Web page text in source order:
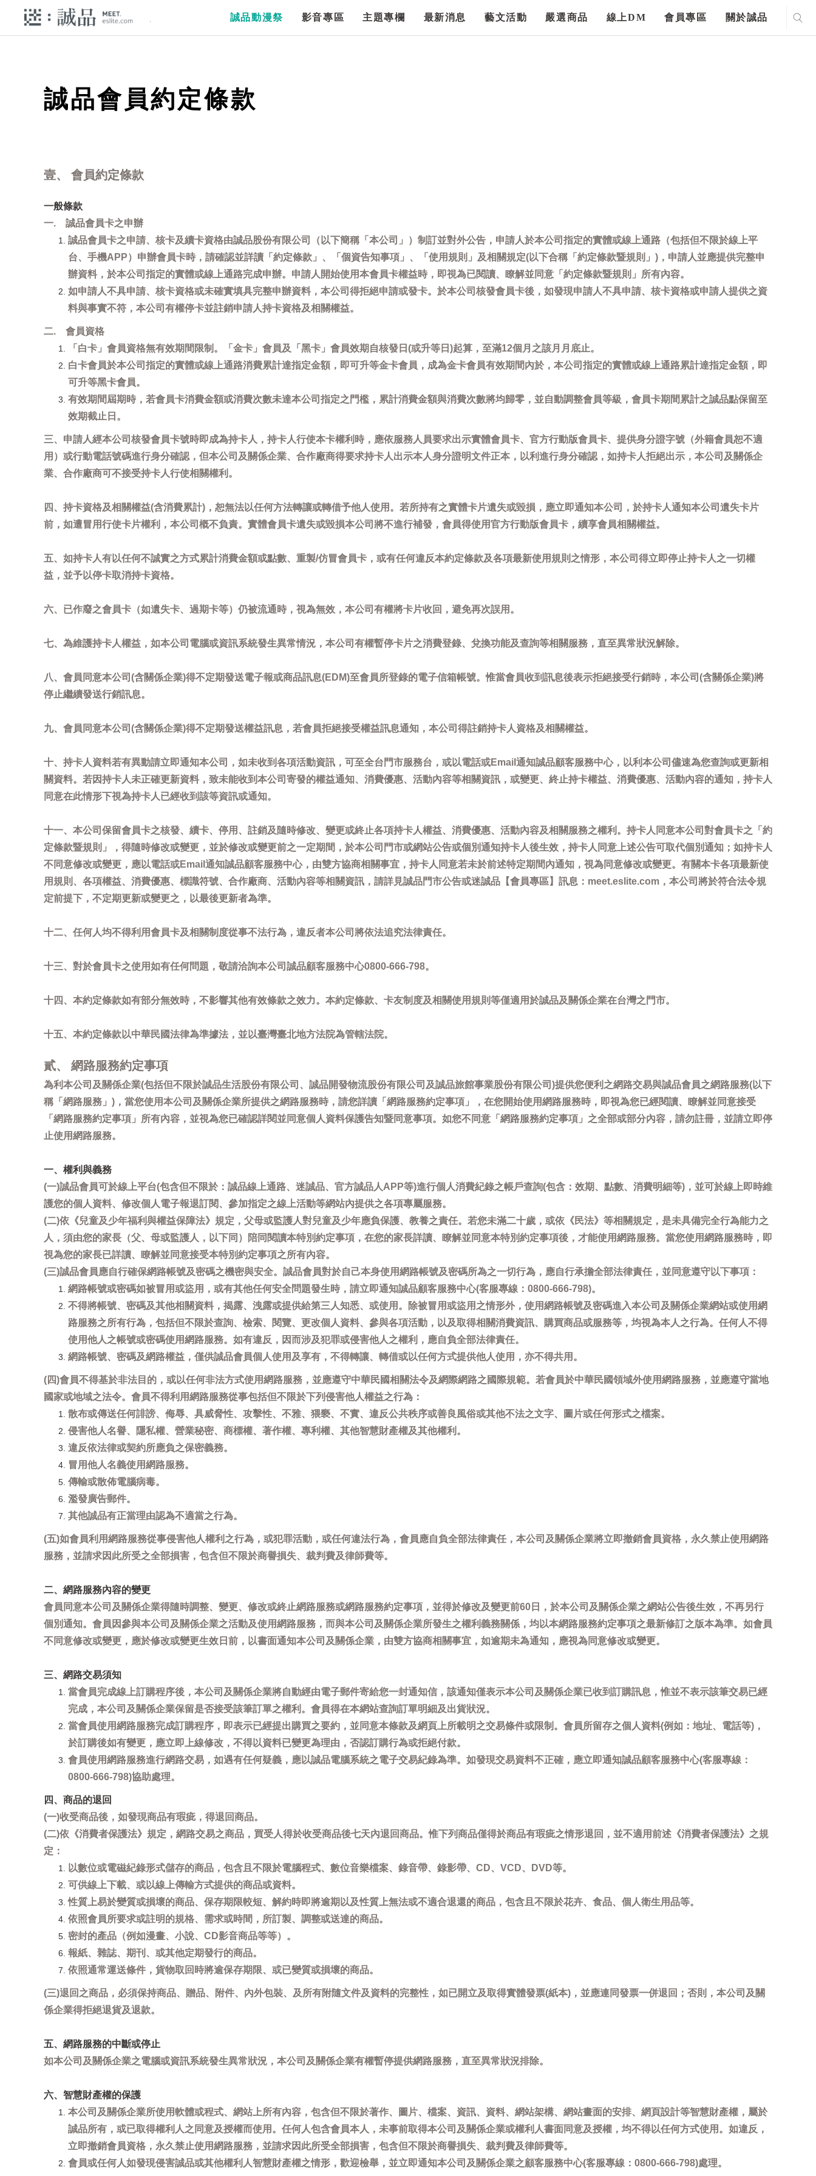
誠品動漫祭 影音專區 主題專欄 最新消息 藝文活動 嚴選商品 線上DM 會員專區 關於誠品
誠品會員約定條款
壹、 會員約定條款
一般條款
一. 誠品會員卡之申辦
誠品會員卡之申請、核卡及續卡資格由誠品股份有限公司（以下簡稱「本公司」）制訂並對外公告，申請人於本公司指定的實體或線上通路（包括但不限於線上平
台、手機APP）申辦會員卡時，請確認並詳讀「約定條款」、「個資告知事項」、「使用規則」及相關規定(以下合稱「約定條款暨規則」)，申請人並應提供完整申
辦資料，於本公司指定的實體或線上通路完成申辦。申請人開始使用本會員卡權益時，即視為已閱讀、瞭解並同意「約定條款暨規則」所有內容。
如申請人不具申請、核卡資格或未確實填具完整申辦資料，本公司得拒絕申請或發卡。於本公司核發會員卡後，如發現申請人不具申請、核卡資格或申請人提供之資
料與事實不符，本公司有權停卡並註銷申請人持卡資格及相關權益。
二. 會員資格
「白卡」會員資格無有效期間限制。「金卡」會員及「黑卡」會員效期自核發日(或升等日)起算，至滿12個月之該月月底止。
白卡會員於本公司指定的實體或線上通路消費累計達指定金額，即可升等金卡會員，成為金卡會員有效期間內於，本公司指定的實體或線上通路累計達指定金額，即
可升等黑卡會員。
有效期間屆期時，若會員卡消費金額或消費次數未達本公司指定之門檻，累計消費金額與消費次數將均歸零，並自動調整會員等級，會員卡期間累計之誠品點保留至
效期截止日。
三、申請人經本公司核發會員卡號時即成為持卡人，持卡人行使本卡權利時，應依服務人員要求出示實體會員卡、官方行動版會員卡、提供身分證字號（外籍會員恕不適
用）或行動電話號碼進行身分確認，但本公司及關係企業、合作廠商得要求持卡人出示本人身分證明文件正本，以利進行身分確認，如持卡人拒絕出示，本公司及關係企
業、合作廠商可不接受持卡人行使相關權利。
四、持卡資格及相關權益(含消費累計)，恕無法以任何方法轉讓或轉借予他人使用。若所持有之實體卡片遺失或毀損，應立即通知本公司，於持卡人通知本公司遺失卡片
前，如遭冒用行使卡片權利，本公司概不負責。實體會員卡遺失或毀損本公司將不進行補發，會員得使用官方行動版會員卡，續享會員相關權益。
五、如持卡人有以任何不誠實之方式累計消費金額或點數、重製/仿冒會員卡，或有任何違反本約定條款及各項最新使用規則之情形，本公司得立即停止持卡人之一切權
益，並予以停卡取消持卡資格。
六、已作廢之會員卡（如遺失卡、過期卡等）仍被流通時，視為無效，本公司有權將卡片收回，避免再次誤用。
七、為維護持卡人權益，如本公司電腦或資訊系統發生異常情況，本公司有權暫停卡片之消費登錄、兌換功能及查詢等相關服務，直至異常狀況解除。
八、會員同意本公司(含關係企業)得不定期發送電子報或商品訊息(EDM)至會員所登錄的電子信箱帳號。惟當會員收到訊息後表示拒絕接受行銷時，本公司(含關係企業)將
停止繼續發送行銷訊息。
九、會員同意本公司(含關係企業)得不定期發送權益訊息，若會員拒絕接受權益訊息通知，本公司得註銷持卡人資格及相關權益。
十、持卡人資料若有異動請立即通知本公司，如未收到各項活動資訊，可至全台門市服務台，或以電話或Email通知誠品顧客服務中心，以利本公司儘速為您查詢或更新相
關資料。若因持卡人未正確更新資料，致未能收到本公司寄發的權益通知、消費優惠、活動內容等相關資訊，或變更、終止持卡權益、消費優惠、活動內容的通知，持卡人
同意在此情形下視為持卡人已經收到該等資訊或通知。
十一、本公司保留會員卡之核發、續卡、停用、註銷及隨時修改、變更或終止各項持卡人權益、消費優惠、活動內容及相關服務之權利。持卡人同意本公司對會員卡之「約
定條款暨規則」，得隨時修改或變更，並於修改或變更前之一定期間，於本公司門市或網站公告或個別通知持卡人後生效，持卡人同意上述公告可取代個別通知；如持卡人
不同意修改或變更，應以電話或Email通知誠品顧客服務中心，由雙方協商相關事宜，持卡人同意若未於前述特定期間內通知，視為同意修改或變更。有關本卡各項最新使
用規則、各項權益、消費優惠、標識符號、合作廠商、活動內容等相關資訊，請詳見誠品門市公告或迷誠品【會員專區】訊息：meet.eslite.com，本公司將於符合法令規
定前提下，不定期更新或變更之，以最後更新者為準。
十二、任何人均不得利用會員卡及相關制度從事不法行為，違反者本公司將依法追究法律責任。
十三、對於會員卡之使用如有任何問題，敬請洽詢本公司誠品顧客服務中心0800-666-798。
十四、本約定條款如有部分無效時，不影響其他有效條款之效力。本約定條款、卡友制度及相關使用規則等僅適用於誠品及關係企業在台灣之門市。
十五、本約定條款以中華民國法律為準據法，並以臺灣臺北地方法院為管轄法院。
貳、 網路服務約定事項
為利本公司及關係企業(包括但不限於誠品生活股份有限公司、誠品開發物流股份有限公司及誠品旅館事業股份有限公司)提供您便利之網路交易與誠品會員之網路服務(以下
稱「網路服務」)，當您使用本公司及關係企業所提供之網路服務時，請您詳讀「網路服務約定事項」，在您開始使用網路服務時，即視為您已經閱讀、瞭解並同意接受
「網路服務約定事項」所有內容，並視為您已確認詳閱並同意個人資料保護告知暨同意事項。如您不同意「網路服務約定事項」之全部或部分內容，請勿註冊，並請立即停
止使用網路服務。
一、權利與義務
(一)誠品會員可於線上平台(包含但不限於：誠品線上通路、迷誠品、官方誠品人APP等)進行個人消費紀錄之帳戶查詢(包含：效期、點數、消費明細等)，並可於線上即時維
護您的個人資料、修改個人電子報退訂閱、參加指定之線上活動等網站內提供之各項專屬服務。
(二)依《兒童及少年福利與權益保障法》規定，父母或監護人對兒童及少年應負保護、教養之責任。若您未滿二十歲，或依《民法》等相關規定，是未具備完全行為能力之
人，須由您的家長（父、母或監護人，以下同）陪同閱讀本特別約定事項，在您的家長詳讀、瞭解並同意本特別約定事項後，才能使用網路服務。當您使用網路服務時，即
視為您的家長已詳讀、瞭解並同意接受本特別約定事項之所有內容。
(三)誠品會員應自行確保網路帳號及密碼之機密與安全。誠品會員對於自己本身使用網路帳號及密碼所為之一切行為，應自行承擔全部法律責任，並同意遵守以下事項：
網路帳號或密碼如被冒用或盜用，或有其他任何安全問題發生時，請立即通知誠品顧客服務中心(客服專線：0800-666-798)。
不得將帳號、密碼及其他相關資料，揭露、洩露或提供給第三人知悉、或使用。除被冒用或盜用之情形外，使用網路帳號及密碼進入本公司及關係企業網站或使用網
路服務之所有行為，包括但不限於查詢、檢索、閱覽、更改個人資料、參與各項活動，以及取得相關消費資訊、購買商品或服務等，均視為本人之行為。任何人不得
使用他人之帳號或密碼使用網路服務。如有違反，因而涉及犯罪或侵害他人之權利，應自負全部法律責任。
網路帳號、密碼及網路權益，僅供誠品會員個人使用及享有，不得轉讓、轉借或以任何方式提供他人使用，亦不得共用。
(四)會員不得基於非法目的，或以任何非法方式使用網路服務，並應遵守中華民國相關法令及網際網路之國際規範。若會員於中華民國領域外使用網路服務，並應遵守當地
國家或地域之法令。會員不得利用網路服務從事包括但不限於下列侵害他人權益之行為：
散布或傳送任何誹謗、侮辱、具威脅性、攻擊性、不雅、猥褻、不實、違反公共秩序或善良風俗或其他不法之文字、圖片或任何形式之檔案。
侵害他人名譽、隱私權、營業秘密、商標權、著作權、專利權、其他智慧財產權及其他權利。
違反依法律或契約所應負之保密義務。
冒用他人名義使用網路服務。
傳輸或散佈電腦病毒。
濫發廣告郵件。
其他誠品有正當理由認為不適當之行為。
(五)如會員利用網路服務從事侵害他人權利之行為，或犯罪活動，或任何違法行為，會員應自負全部法律責任，本公司及關係企業將立即撤銷會員資格，永久禁止使用網路
服務，並請求因此所受之全部損害，包含但不限於商譽損失、裁判費及律師費等。
二、網路服務內容的變更
會員同意本公司及關係企業得隨時調整、變更、修改或終止網路服務或網路服務約定事項，並得於修改及變更前60日，於本公司及關係企業之網站公告後生效，不再另行
個別通知。會員因參與本公司及關係企業之活動及使用網路服務，而與本公司及關係企業所發生之權利義務關係，均以本網路服務約定事項之最新修訂之版本為準。如會員
不同意修改或變更，應於修改或變更生效日前，以書面通知本公司及關係企業，由雙方協商相關事宜，如逾期未為通知，應視為同意修改或變更。
三、網路交易須知
當會員完成線上訂購程序後，本公司及關係企業將自動經由電子郵件寄給您一封通知信，該通知僅表示本公司及關係企業已收到訂購訊息，惟並不表示該筆交易已經
完成，本公司及關係企業保留是否接受該筆訂單之權利。會員得在本網站查詢訂單明細及出貨狀況。
當會員使用網路服務完成訂購程序，即表示已經提出購買之要約，並同意本條款及網頁上所載明之交易條件或限制。會員所留存之個人資料(例如：地址、電話等)，
於訂購後如有變更，應立即上線修改，不得以資料已變更為理由，否認訂購行為或拒絕付款。
會員使用網路服務進行網路交易，如遇有任何疑義，應以誠品電腦系統之電子交易紀錄為準。如發現交易資料不正確，應立即通知誠品顧客服務中心(客服專線：
0800-666-798)協助處理。
四、商品的退回
(一)收受商品後，如發現商品有瑕疵，得退回商品。
(二)依《消費者保護法》規定，網路交易之商品，買受人得於收受商品後七天內退回商品。惟下列商品僅得於商品有瑕疵之情形退回，並不適用前述《消費者保護法》之規
定：
以數位或電磁紀錄形式儲存的商品，包含且不限於電腦程式、數位音樂檔案、錄音帶、錄影帶、CD、VCD、DVD等。
可供線上下載、或以線上傳輸方式提供的商品或資料。
性質上易於變質或損壞的商品、保存期限較短、解約時即將逾期以及性質上無法或不適合退還的商品，包含且不限於花卉、食品、個人衛生用品等。
依照會員所要求或註明的規格、需求或時間，所訂製、調整或送達的商品。
密封的產品（例如漫畫、小說、CD影音商品等等）。
報紙、雜誌、期刊、或其他定期發行的商品。
依照通常運送條件，貨物取回時將逾保存期限、或已變質或損壞的商品。
(三)退回之商品，必須保持商品、贈品、附件、內外包裝、及所有附隨文件及資料的完整性，如已開立及取得實體發票(紙本)，並應連同發票一併退回；否則，本公司及關
係企業得拒絕退貨及退款。
五、網路服務的中斷或停止
如本公司及關係企業之電腦或資訊系統發生異常狀況，本公司及關係企業有權暫停提供網路服務，直至異常狀況排除。
六、智慧財產權的保護
本公司及關係企業所使用軟體或程式、網站上所有內容，包含但不限於著作、圖片、檔案、資訊、資料、網站架構、網站畫面的安排、網頁設計等智慧財產權，屬於
誠品所有，或已取得權利人之同意及授權而使用。任何人包含會員本人，未事前取得本公司及關係企業或權利人書面同意及授權，均不得以任何方式使用。如違反，
立即撤銷會員資格，永久禁止使用網路服務，並請求因此所受全部損害，包含但不限於商譽損失、裁判費及律師費等。
會員或任何人如發現侵害誠品或其他權利人智慧財產權之情形，歡迎檢舉，並立即通知本公司及關係企業之顧客服務中心(客服專線：0800-666-798)處理。